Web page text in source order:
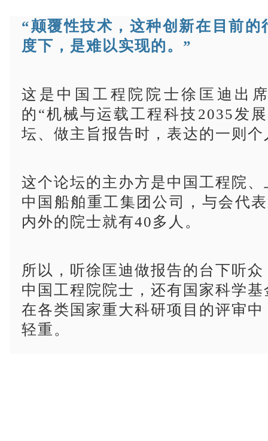
“颠覆性技术，这种创新在目前的
度下，是难以实现的。”
这是中国工程院院士徐匡迪出
的“机械与运载工程科技2035发
坛、做主旨报告时，表达的一则
这个论坛的主办方是中国工程院
中国船舶重工集团公司，与会代
内外的院士就有40多人。
所以，听徐匡迪做报告的台下听
中国工程院院士，还有国家科学
在各类国家重大科研项目的评审
轻重。